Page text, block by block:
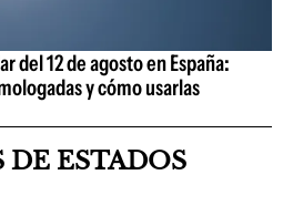
del 12 de agosto en España:
y cómo usarlas
ESTADOS